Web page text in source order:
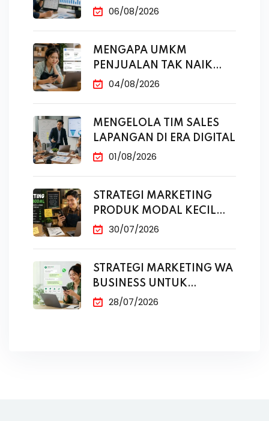
Marketing
06/08/2026
MENGAPA UMKM
PENJUALAN TAK NAIK
MESKI SUDAH
04/08/2026
MENGELOLA TIM SALES
LAPANGAN DI ERA DIGITAL
01/08/2026
STRATEGI MARKETING
PRODUK MODAL KECIL
TANPA IKLAN
30/07/2026
STRATEGI MARKETING WA
BUSINESS UNTUK
PENJUALAN
28/07/2026